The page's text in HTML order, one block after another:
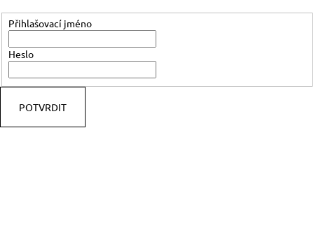
Přihlašovací jméno
Heslo
POTVRDIT